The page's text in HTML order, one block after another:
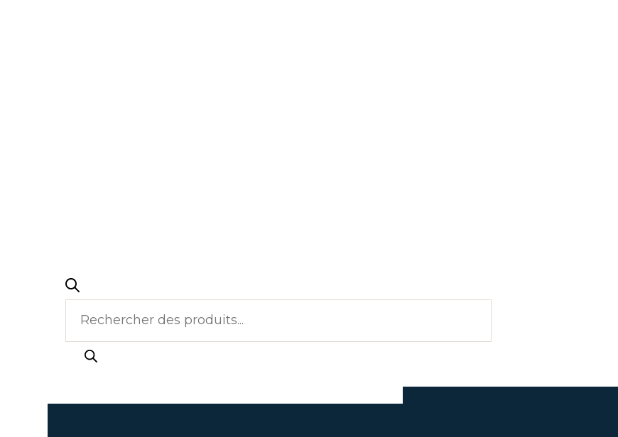
de
produits